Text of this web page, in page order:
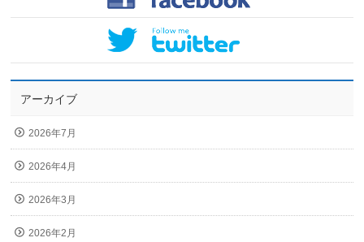
アーカイブ
2026年7月
2026年4月
2026年3月
2026年2月